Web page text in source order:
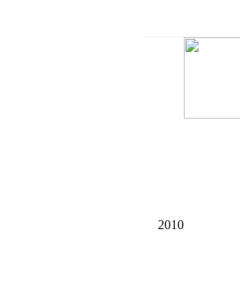
2010